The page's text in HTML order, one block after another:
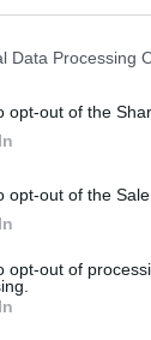
Data Processing
opt-out of the
opt-out of the
opt-out of